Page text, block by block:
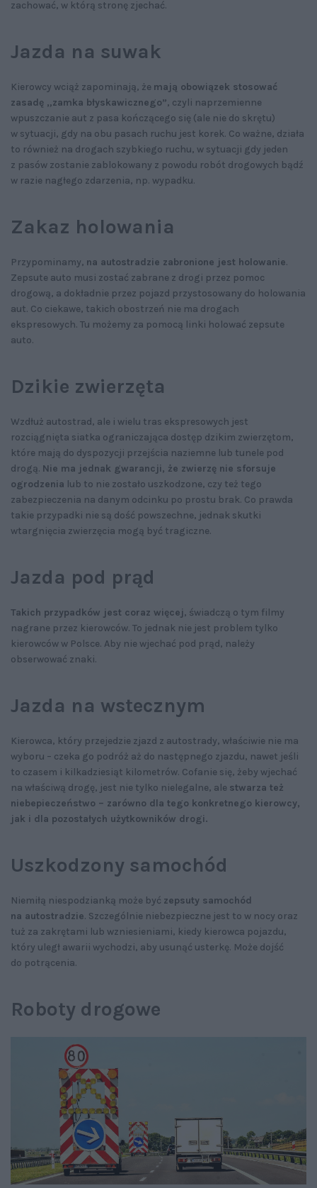
zachować, w którą stronę zjechać.
Jazda na suwak
Kierowcy wciąż zapominają, że mają obowiązek stosować
zasadę „zamka błyskawicznego”, czyli naprzemienne
wpuszczanie aut z pasa kończącego się (ale nie do skrętu)
w sytuacji, gdy na obu pasach ruchu jest korek. Co ważne, działa
to również na drogach szybkiego ruchu, w sytuacji gdy jeden
z pasów zostanie zablokowany z powodu robót drogowych bądź
w razie nagłego zdarzenia, np. wypadku.
Zakaz holowania
Przypominamy, na autostradzie zabronione jest holowanie.
Zepsute auto musi zostać zabrane z drogi przez pomoc
drogową, a dokładnie przez pojazd przystosowany do holowania
aut. Co ciekawe, takich obostrzeń nie ma drogach
ekspresowych. Tu możemy za pomocą linki holować zepsute
auto.
Dzikie zwierzęta
Wzdłuż autostrad, ale i wielu tras ekspresowych jest
rozciągnięta siatka ograniczająca dostęp dzikim zwierzętom,
które mają do dyspozycji przejścia naziemne lub tunele pod
drogą. Nie ma jednak gwarancji, że zwierzę nie sforsuje
ogrodzenia lub to nie zostało uszkodzone, czy też tego
zabezpieczenia na danym odcinku po prostu brak. Co prawda
takie przypadki nie są dość powszechne, jednak skutki
wtargnięcia zwierzęcia mogą być tragiczne.
Jazda pod prąd
Takich przypadków jest coraz więcej, świadczą o tym filmy
nagrane przez kierowców. To jednak nie jest problem tylko
kierowców w Polsce. Aby nie wjechać pod prąd, należy
obserwować znaki.
Jazda na wstecznym
Kierowca, który przejedzie zjazd z autostrady, właściwie nie ma
wyboru – czeka go podróż aż do następnego zjazdu, nawet jeśli
to czasem i kilkadziesiąt kilometrów. Cofanie się, żeby wjechać
na właściwą drogę, jest nie tylko nielegalne, ale stwarza też
niebepieczeństwo – zarówno dla tego konkretnego kierowcy,
jak i dla pozostałych użytkowników drogi.
Uszkodzony samochód
Niemiłą niespodzianką może być zepsuty samochód
na autostradzie. Szczególnie niebezpieczne jest to w nocy oraz
tuż za zakrętami lub wzniesieniami, kiedy kierowca pojazdu,
który uległ awarii wychodzi, aby usunąć usterkę. Może dojść
do potrącenia.
Roboty drogowe